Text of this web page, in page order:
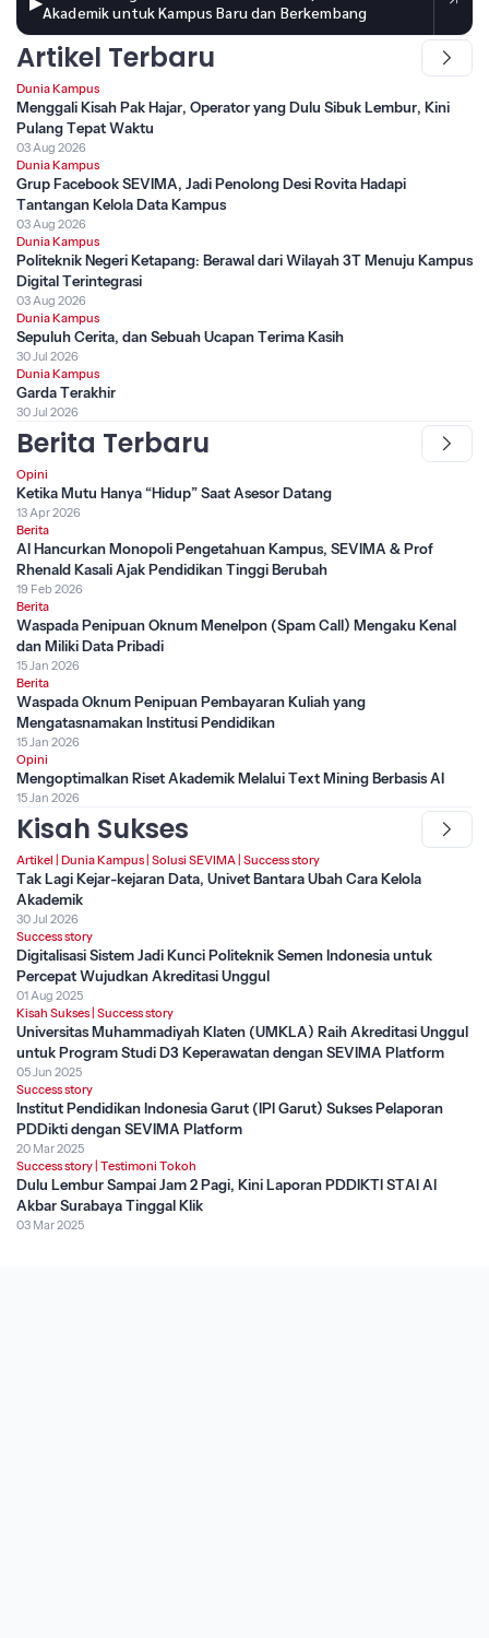
Akademik untuk Kampus Baru dan Berkembang
Artikel Terbaru
Dunia Kampus
Menggali Kisah Pak Hajar, Operator yang Dulu Sibuk Lembur, Kini
Pulang Tepat Waktu
03 Aug 2026
Dunia Kampus
Grup Facebook SEVIMA, Jadi Penolong Desi Rovita Hadapi
Tantangan Kelola Data Kampus
03 Aug 2026
Dunia Kampus
Politeknik Negeri Ketapang: Berawal dari Wilayah 3T Menuju Kampus
Digital Terintegrasi
03 Aug 2026
Dunia Kampus
Sepuluh Cerita, dan Sebuah Ucapan Terima Kasih
30 Jul 2026
Dunia Kampus
Garda Terakhir
30 Jul 2026
Berita Terbaru
Opini
Ketika Mutu Hanya “Hidup” Saat Asesor Datang
13 Apr 2026
Berita
AI Hancurkan Monopoli Pengetahuan Kampus, SEVIMA & Prof
Rhenald Kasali Ajak Pendidikan Tinggi Berubah
19 Feb 2026
Berita
Waspada Penipuan Oknum Menelpon (Spam Call) Mengaku Kenal
dan Miliki Data Pribadi
15 Jan 2026
Berita
Waspada Oknum Penipuan Pembayaran Kuliah yang
Mengatasnamakan Institusi Pendidikan
15 Jan 2026
Opini
Mengoptimalkan Riset Akademik Melalui Text Mining Berbasis AI
15 Jan 2026
Kisah Sukses
Artikel | Dunia Kampus | Solusi SEVIMA | Success story
Tak Lagi Kejar-kejaran Data, Univet Bantara Ubah Cara Kelola
Akademik
30 Jul 2026
Success story
Digitalisasi Sistem Jadi Kunci Politeknik Semen Indonesia untuk
Percepat Wujudkan Akreditasi Unggul
01 Aug 2025
Kisah Sukses | Success story
Universitas Muhammadiyah Klaten (UMKLA) Raih Akreditasi Unggul
untuk Program Studi D3 Keperawatan dengan SEVIMA Platform
05 Jun 2025
Success story
Institut Pendidikan Indonesia Garut (IPI Garut) Sukses Pelaporan
PDDikti dengan SEVIMA Platform
20 Mar 2025
Success story | Testimoni Tokoh
Dulu Lembur Sampai Jam 2 Pagi, Kini Laporan PDDIKTI STAI Al
Akbar Surabaya Tinggal Klik
03 Mar 2025